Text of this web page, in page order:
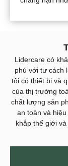
Lidercare có
phú với tư cách
tôi có thiết bị và
của thị trường
chất lượng sản
an toàn và
khắp thế giới